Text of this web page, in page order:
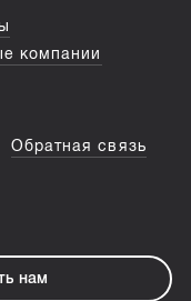
компании
Обратная связь
нам